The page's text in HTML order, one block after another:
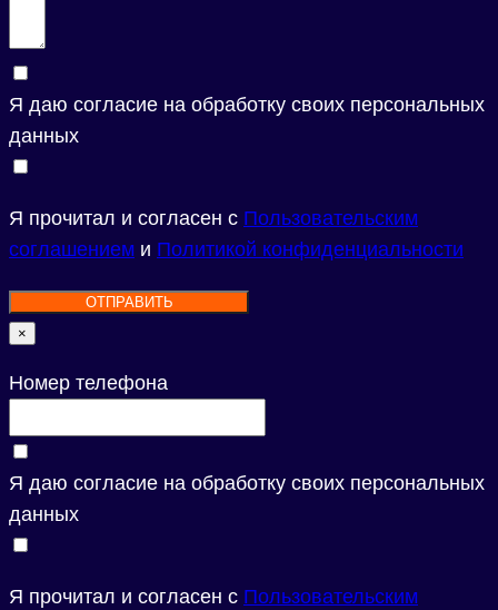
Я даю согласие на обработку своих персональных
данных
Я прочитал и согласен с Пользовательским
соглашением и Политикой конфиденциальности
ОТПРАВИТЬ
×
Номер телефона
Я даю согласие на обработку своих персональных
данных
Я прочитал и согласен с Пользовательским